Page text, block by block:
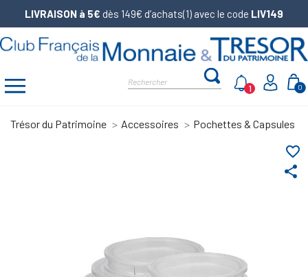
LIVRAISON à 5€ dès 149€ d’achats(1) avec le code LIV149
0
1
Trésor du Patrimoine Accessoires Pochettes & Capsules
share
favorite_border